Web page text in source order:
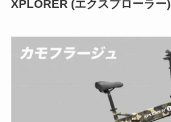
XPLORER (エクスプローラー)